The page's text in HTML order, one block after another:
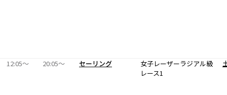
12:05〜 20:05〜 セーリング
女子レーザーラジアル級
レース1